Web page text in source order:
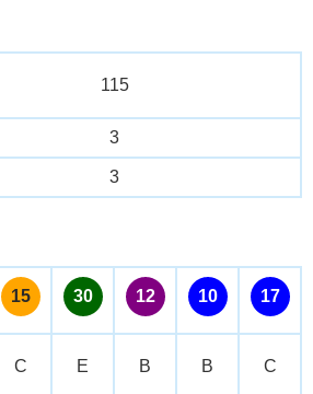
115
3
3
15 30 12 10 17
C E B B C